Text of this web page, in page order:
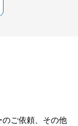
のご依頼、その他